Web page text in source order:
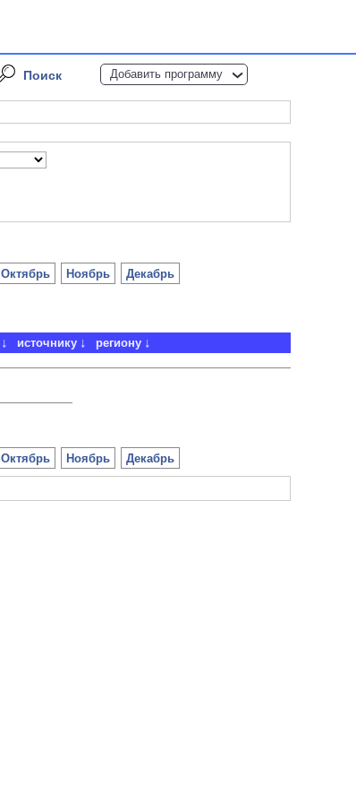
Поиск Добавить программу
Октябрь Ноябрь Декабрь
источнику региону
Октябрь Ноябрь Декабрь